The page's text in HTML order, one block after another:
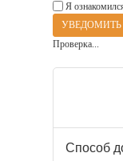
Я
Проверка...
Способ